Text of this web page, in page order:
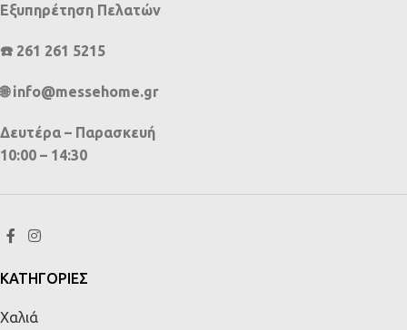
Εξυπηρέτηση Πελατών
☎️ 261 261 5215
🌐 info@messehome.gr
Δευτέρα – Παρασκευή
10:00 – 14:30
ΚΑΤΗΓΟΡΙΕΣ
Χαλιά